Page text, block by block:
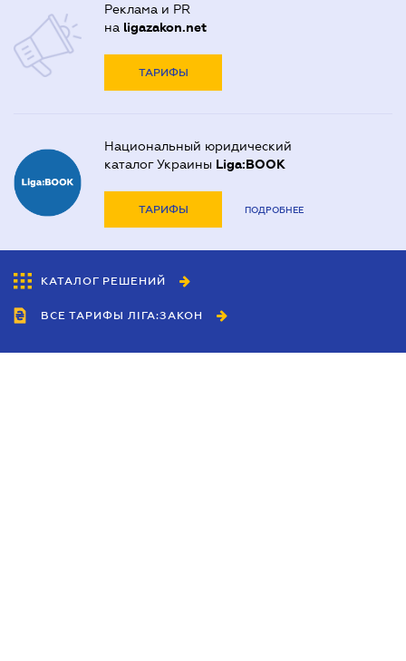
Реклама и PR
на ligazakon.net
ТАРИФЫ
Национальный юридический
каталог Украины Liga:BOOK
ТАРИФЫ ПОДРОБНЕЕ
КАТАЛОГ РЕШЕНИЙ
ВСЕ ТАРИФЫ ЛІГА:ЗАКОН